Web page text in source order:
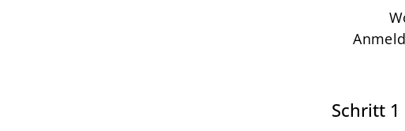
Schritt 1